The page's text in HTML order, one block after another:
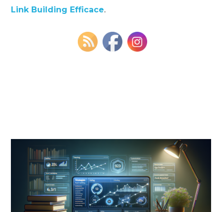
Link Building Efficace.